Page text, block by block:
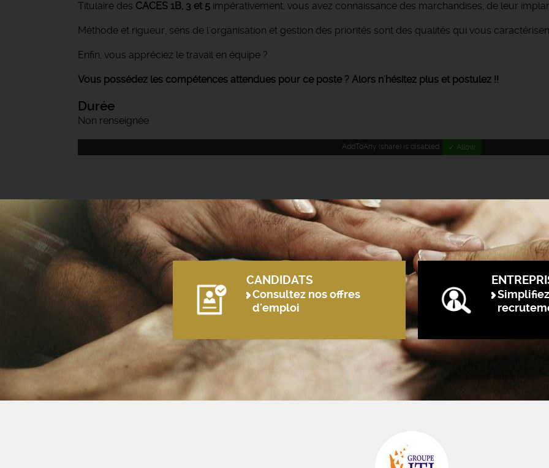
Titulaire des CACES 1B, 3 et 5 impérativement, vous avez connaissance des marchandises, de leur
Méthode et rigueur, sens de l'organisation et gestion des priorités sont des qualités qui vous
Enfin, vous appréciez le travail en équipe ?
Vous possédez les compétences attendues pour ce poste ? Alors n'hésitez plus et postulez !!
Durée
Non renseignée
AddToAny (share) is disabled. ✓ Allow
CANDIDATS
Consultez nos offres
d'emploi